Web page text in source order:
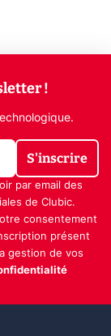
!
S'inscrire
par email des
de Clubic.
consentement
présent
gestion de vos